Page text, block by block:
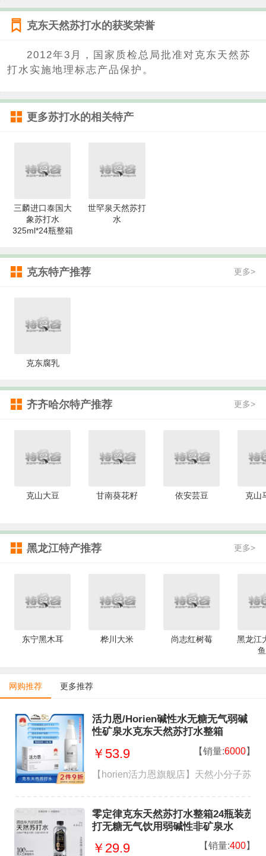
克东天然苏打水的获奖荣誉
2012年3月，国家质检总局批准对克东天然苏
打水实施地理标志产品保护。
更多苏打水的相关特产
三麟进口泰国大
象苏打水
325ml*24瓶整箱
世罕泉天然苏打
水
克东特产推荐 更多>
克东腐乳
齐齐哈尔特产推荐 更多>
克山大豆 甘南葵花籽 依安芸豆 克山
黑龙江特产推荐 更多>
东宁黑木耳 桦川大米 尚志红树莓
黑龙江
网购推荐 更多推荐
活力恩/Horien碱性水无糖无气弱碱
性矿泉水克东天然苏打水整箱
￥53.9 【销量:6000】
【horien活力恩旗舰店】天然小分子苏
零定律克东天然苏打水整箱24瓶装苏
打无糖无气饮用弱碱性非矿泉水
￥29.9 【销量:400】